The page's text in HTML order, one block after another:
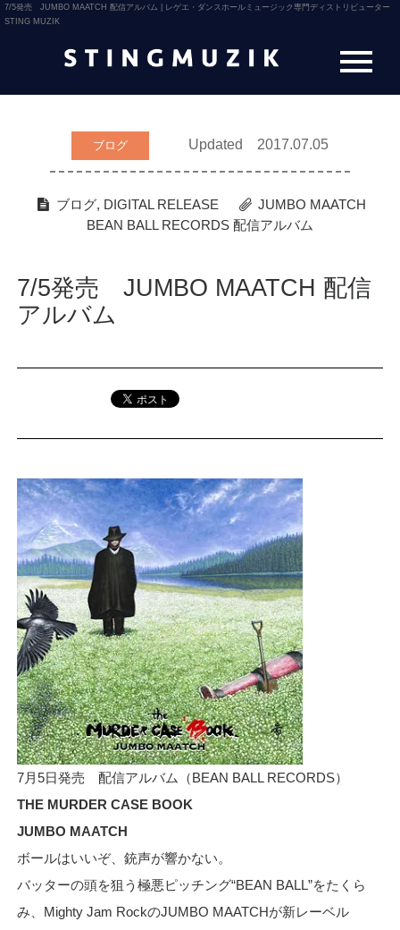
7/5発売 JUMBO MAATCH 配信アルバム | レゲエ・ダンスホールミュージック専門ディストリビューター
STING MUZIK
ブログ Updated 2017.07.05
ブログ, DIGITAL RELEASE
JUMBO MAATCH
BEAN BALL RECORDS 配信アルバム
7/5発売 JUMBO MAATCH 配信
アルバム
7月5日発売 配信アルバム（BEAN BALL RECORDS）
THE MURDER CASE BOOK
JUMBO MAATCH
ボールはいいぞ、銃声が響かない。
バッターの頭を狙う極悪ピッチング“BEAN BALL”をたくら
み、Mighty Jam RockのJUMBO MAATCHが新レーベル